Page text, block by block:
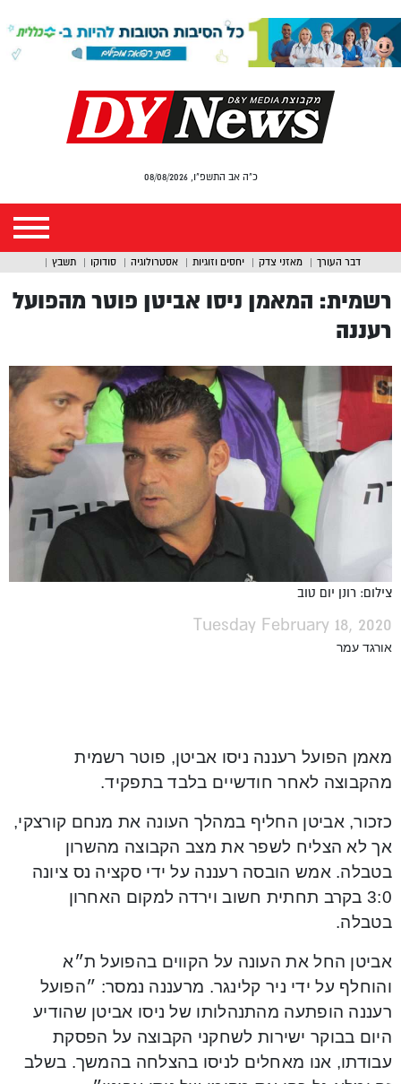
כ"ה אב התשפ"ו, 08/08/2026
דבר העורך מאזני צדק יחסים וזוגיות אסטרולוגיה סודוקו תשבץ
רשמית: המאמן ניסו אביטן פוטר מהפועל
רעננה
צילום: רונן יום טוב
Tuesday February 18, 2020
אורגד עמר
מאמן הפועל רעננה ניסו אביטן, פוטר רשמית
מהקבוצה לאחר חודשיים בלבד בתפקיד.
כזכור, אביטן החליף במהלך העונה את מנחם קורצקי,
אך לא הצליח לשפר את מצב הקבוצה מהשרון
בטבלה. אמש הובסה רעננה על ידי סקציה נס ציונה
3:0 בקרב תחתית חשוב וירדה למקום האחרון
בטבלה.
אביטן החל את העונה על הקווים בהפועל ת״א
והוחלף על ידי ניר קלינגר. מרעננה נמסר: ״הפועל
רעננה הופתעה מהתנהלותו של ניסו אביטן שהודיע
היום בבוקר ישירות לשחקני הקבוצה על הפסקת
עבודתו, אנו מאחלים לניסו בהצלחה בהמשך. בשלב